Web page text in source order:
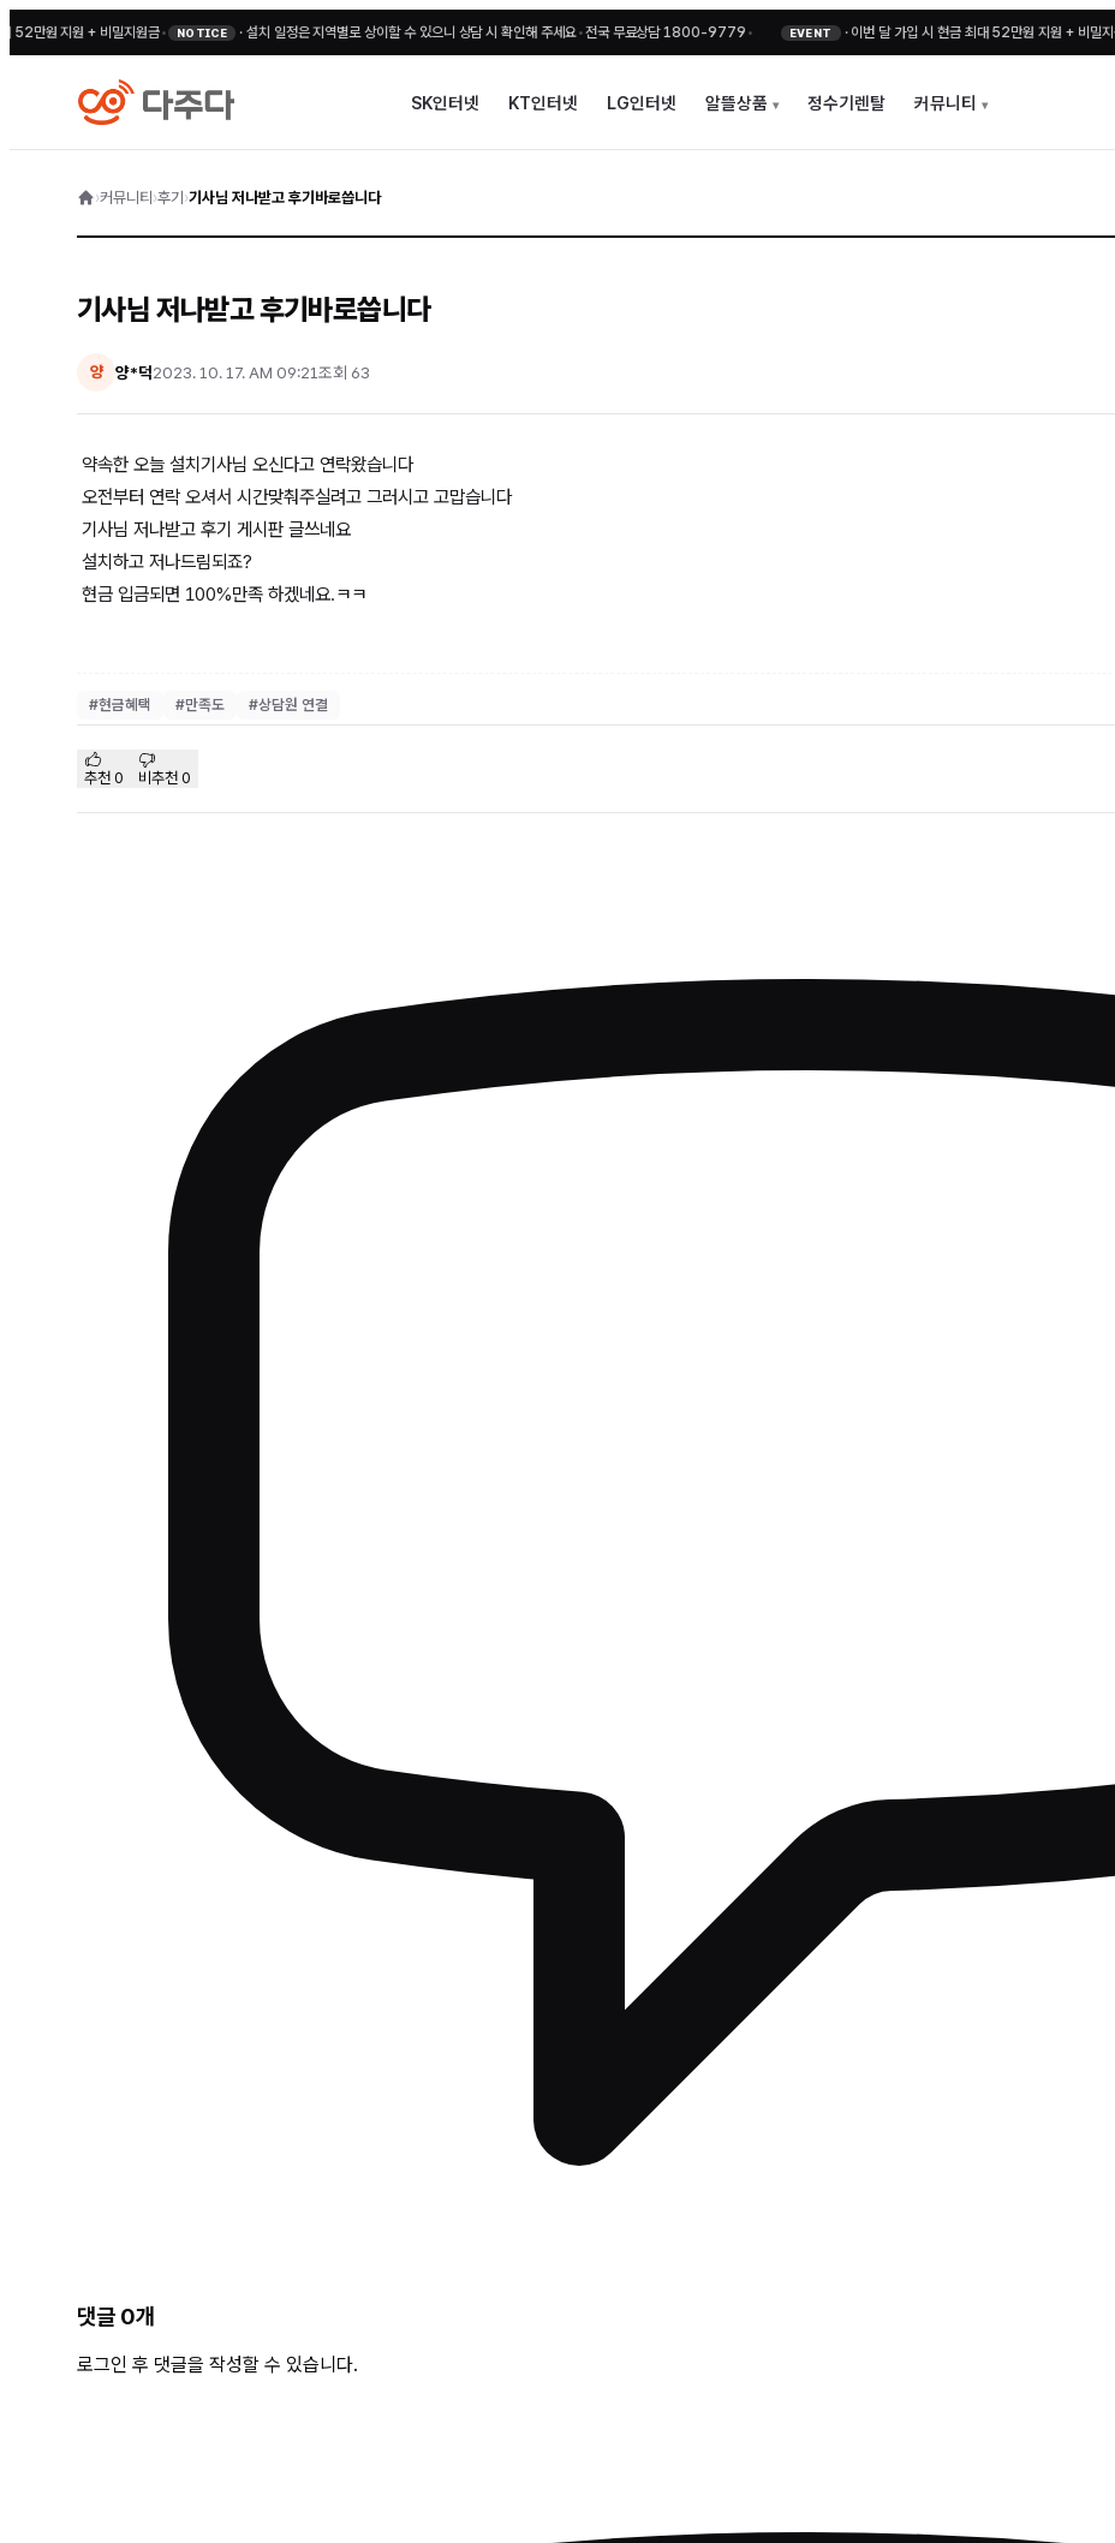
원 지원 + 비밀지원금• NOTICE ·설치 일정은 지역별로 상이할 수 있으니 상담 시 확인해 주세요 •전국 무료상담 1800-9779• EVENT ·이번 달 가입 시 현금 최대 52만원 지원 + 비밀지원금•
SK인터넷 KT인터넷 LG인터넷 알뜰상품 정수기렌탈 커뮤니티
›커뮤니티 ›후기 ›기사님 저나받고 후기바로씁니다
기사님 저나받고 후기바로씁니다
양 양*덕2023. 10. 17. AM 09:21조회 63
약속한 오늘 설치기사님 오신다고 연락왔습니다
오전부터 연락 오셔서 시간맞춰주실려고 그러시고 고맙습니다
기사님 저나받고 후기 게시판 글쓰네요
설치하고 저나드림되죠?
현금 입금되면 100%만족 하겠네요.ㅋㅋ
#현금혜택 #만족도 #상담원 연결
추천 0 비추천 0
댓글 0개
로그인 후 댓글을 작성할 수 있습니다.